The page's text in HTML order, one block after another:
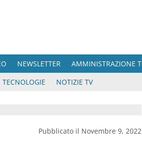
NEWSLETTER AMMINISTRAZIONE
TECNOLOGIE NOTIZIE TV
Pubblicato il Novembre 9, 2022